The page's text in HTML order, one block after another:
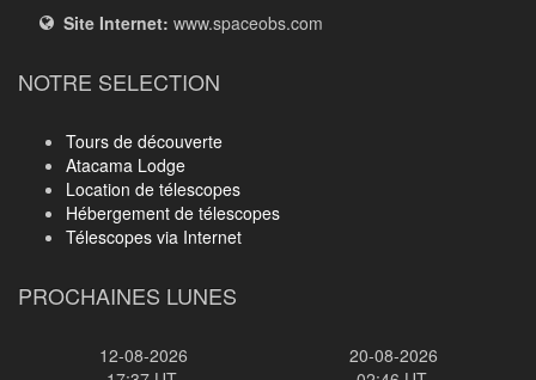
Site Internet: www.spaceobs.com
NOTRE SELECTION
Tours de découverte
Atacama Lodge
Location de télescopes
Hébergement de télescopes
Télescopes via Internet
PROCHAINES LUNES
12-08-2026
20-08-2026